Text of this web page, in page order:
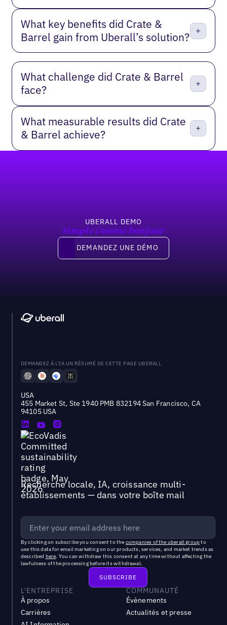
What key benefits did Crate &
Barrel gain from Uberall’s solution?
What challenge did Crate & Barrel
face?
What measurable results did Crate
& Barrel achieve?
UBERALL DEMO
Simple comme bonjour
Demandez une démo
DEMANDEZ UNE DÉMO
DEMANDEZ À L'IA UN RÉSUMÉ DE CETTE PAGE UBERALL
USA
455 Market St, Ste 1940 PMB 832194 San Francisco, CA
94105 USA
Recherche locale, IA, croissance multi-
établissements — dans votre boîte mail
By clicking on subscribe you consent to the companies of the uberall groupto
use this data for email marketing on our products, services, and market trends as
described here. You can withdraw this consent at any time without affecting the
lawfulness of the processing before its withdrawal.
L'ENTREPRISE
À propos
Carrières
COMMUNAUTÉ
Évènements
Actualités et presse